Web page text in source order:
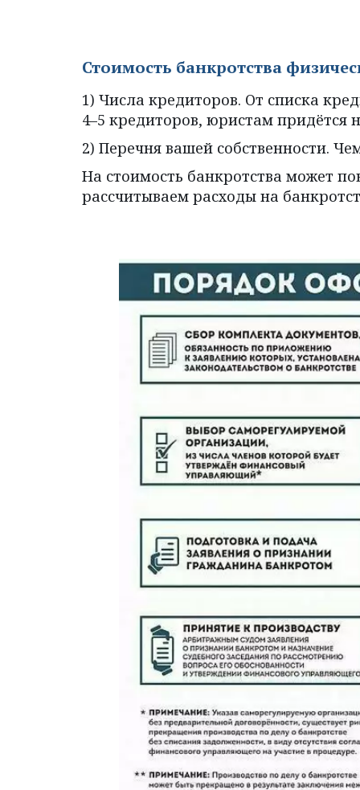
Стоимость банкротства
1) Числа кредиторов. От списка
4–5 кредиторов, юристам
2) Перечня вашей собственности.
На стоимость банкротства может
рассчитываем расходы на